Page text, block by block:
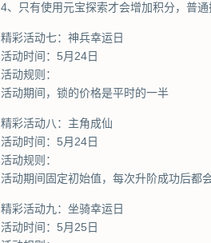
4、只有使用元宝探索才会增加积分，普
精彩活动七：神兵幸运日
活动时间：5月24日
活动规则：
活动期间，锁的价格是平时的一半
精彩活动八：主角成仙
活动时间：5月24日
活动规则：
活动期间固定初始值，每次升阶成功后都
精彩活动九：坐骑幸运日
活动时间：5月25日